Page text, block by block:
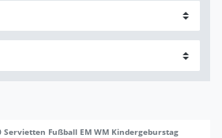
Servietten Fußball EM WM Kindergeburstag